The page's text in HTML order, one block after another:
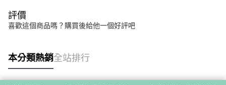
評價
喜歡這個商品嗎？購買後給他一個好評吧
本分類熱銷全站排行